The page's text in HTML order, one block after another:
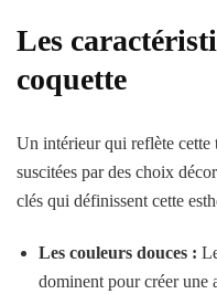
Les
coquette
Un intérieur qui reflète cette
suscitées par des choix
clés qui définissent cette
Les couleurs douces :
dominent pour créer une